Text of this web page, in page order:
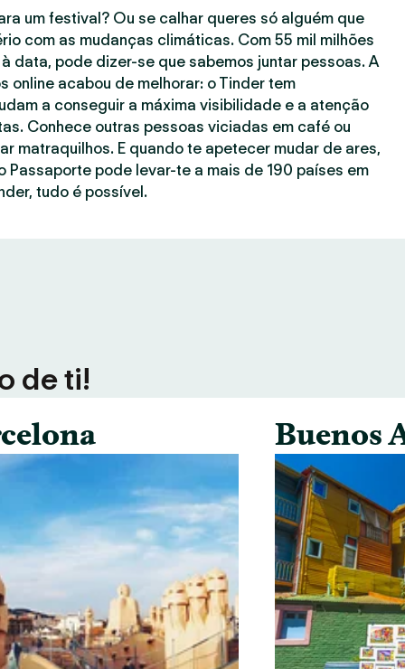
um festival? Ou se calhar queres só alguém que
com as mudanças climáticas. Com 55 mil milhões
data, pode dizer-se que sabemos juntar pessoas. A
online acabou de melhorar: o Tinder tem
a conseguir a máxima visibilidade e a atenção
Conhece outras pessoas viciadas em café ou
matraquilhos. E quando te apetecer mudar de ares,
Passaporte pode levar-te a mais de 190 países em
tudo é possível.
de ti!
Buenos